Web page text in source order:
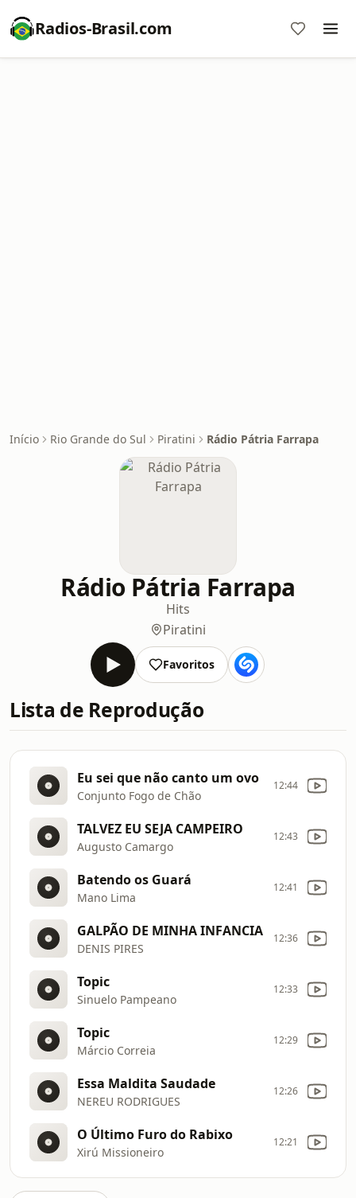
Radios-Brasil.com
Início Rio Grande do Sul Piratini Rádio Pátria Farrapa
Rádio Pátria Farrapa
Hits
Piratini
Favoritos
Lista de Reprodução
Eu sei que não canto um ovo
Conjunto Fogo de Chão
12:44
TALVEZ EU SEJA CAMPEIRO
Augusto Camargo
12:43
Batendo os Guará
Mano Lima
12:41
GALPÃO DE MINHA INFANCIA
DENIS PIRES
12:36
Topic
Sinuelo Pampeano
12:33
Topic
Márcio Correia
12:29
Essa Maldita Saudade
NEREU RODRIGUES
12:26
O Último Furo do Rabixo
Xirú Missioneiro
12:21